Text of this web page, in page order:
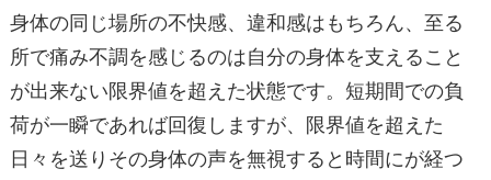
身体の同じ場所の不快感、違和感はもちろん、至る
所で痛み不調を感じるのは自分の身体を支えること
が出来ない限界値を超えた状態です。短期間での負
荷が一瞬であれば回復しますが、限界値を超えた
日々を送りその身体の声を無視すると時間にが経つ